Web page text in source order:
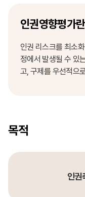
인권영향평가
인권 리스크를 최소
정에서 발생될 수 있
고, 구제를 우선적으
목적
인권